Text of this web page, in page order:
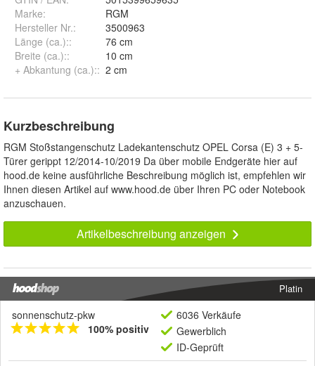
Marke:
RGM
Hersteller Nr.:
3500963
Länge (ca.)::
76 cm
Breite (ca.)::
10 cm
+ Abkantung (ca.):: 2 cm
Kurzbeschreibung
RGM Stoßstangenschutz Ladekantenschutz OPEL Corsa (E) 3 + 5-
Türer gerippt 12/2014-10/2019 Da über mobile Endgeräte hier auf
hood.de keine ausführliche Beschreibung möglich ist, empfehlen wir
Ihnen diesen Artikel auf www.hood.de über Ihren PC oder Notebook
anzuschauen.
Artikelbeschreibung anzeigen
Platin
sonnenschutz-pkw
100% positiv
6036 Verkäufe
Gewerblich
ID-Geprüft